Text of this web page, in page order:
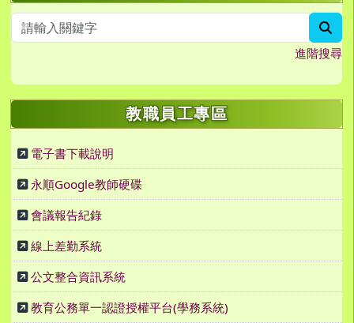
進階搜尋
教職員工專區
電子書下載說明
永順Google教師硬碟
會議報告紀錄
線上差勤系統
公文整合資訊系統
教育公務單一認證授權平台(學務系統)